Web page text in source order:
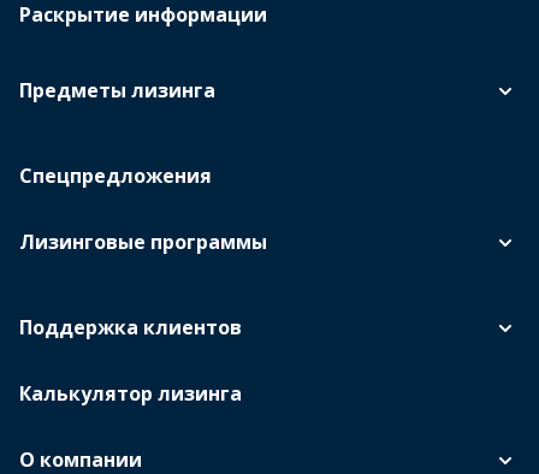
Предметы лизинга
Спецпредложения
Лизинговые программы
Поддержка клиентов
Калькулятор лизинга
О компании
Раскрытие информации